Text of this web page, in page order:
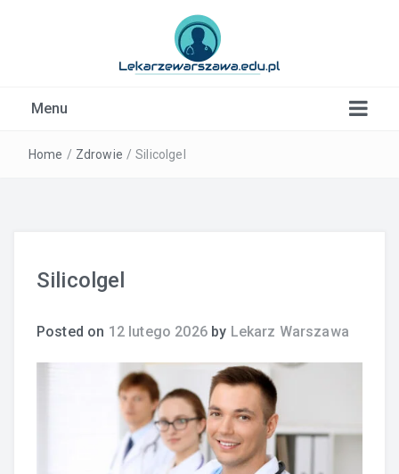
Menu
Home / Zdrowie / Silicolgel
Silicolgel
Posted on 12 lutego 2026by Lekarz Warszawa